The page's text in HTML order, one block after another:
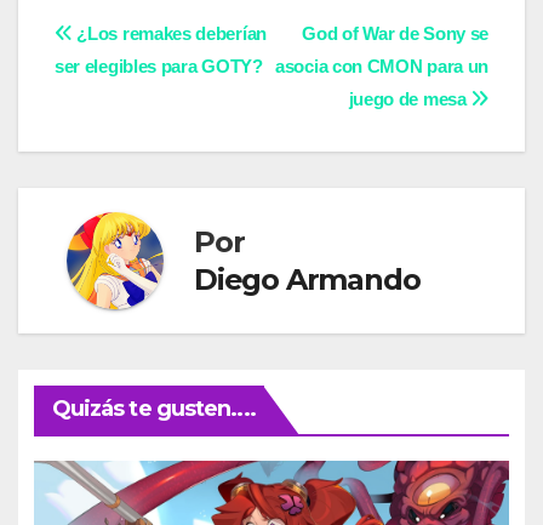
Navegación
entradas
God of War de Sony se
asocia con CMON para un
juego de mesa
¿Los remakes deberían
ser elegibles para GOTY?
Por
Diego Armando
Quizás te gusten....